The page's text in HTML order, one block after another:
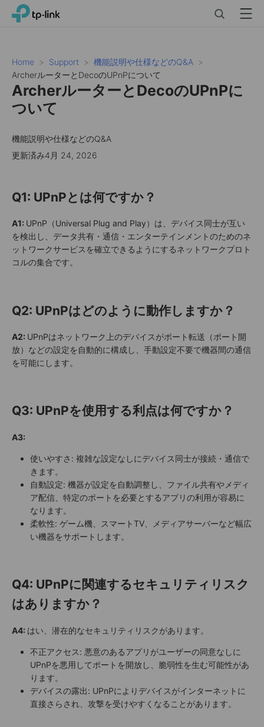
Click
navigation
TP-Link, Reliably Smart Menu
Home Support
機能説明や仕様などのQ&A
ArcherルーターとDecoのUPnPについて
ArcherルーターとDecoのUPnPに
ついて
機能説明や仕様などのQ&A
更新済み4月 24, 2026
Q1: UPnPとは何ですか？
A1: UPnP（Universal Plug and Play）は、デバイス同士が互い
を検出し、データ共有・通信・エンターテインメントのためのネ
ットワークサービスを確立できるようにするネットワークプロト
コルの集合です。
Q2: UPnPはどのように動作しますか？
A2: UPnPはネットワーク上のデバイスがポート転送（ポート開
放）などの設定を自動的に構成し、手動設定不要で機器間の通信
を可能にします。
Q3: UPnPを使用する利点は何ですか？
A3:
使いやすさ: 複雑な設定なしにデバイス同士が接続・通信で
きます。
自動設定: 機器が設定を自動調整し、ファイル共有やメディ
ア配信、特定のポートを必要とするアプリの利用が容易に
なります。
柔軟性: ゲーム機、スマートTV、メディアサーバーなど幅広
い機器をサポートします。
Q4: UPnPに関連するセキュリティリスク
はありますか？
A4: はい、潜在的なセキュリティリスクがあります。
不正アクセス: 悪意のあるアプリがユーザーの同意なしに
UPnPを悪用してポートを開放し、脆弱性を生む可能性があ
ります。
デバイスの露出: UPnPによりデバイスがインターネットに
直接さらされ、攻撃を受けやすくなることがあります。